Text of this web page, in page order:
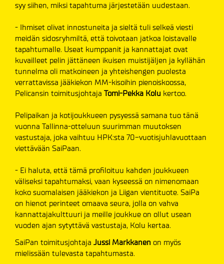
syy siihen, miksi tapahtuma järjestetään uudestaan.
- Ihmiset olivat innostuneita ja sieltä tuli selkeä viesti
meidän sidosryhmiltä, että toivotaan jatkoa loistavalle
tapahtumalle. Useat kumppanit ja kannattajat ovat
kuvailleet pelin jättäneen ikuisen muistijäljen ja kyllähän
tunnelma oli matkoineen ja yhteishengen puolesta
verrattavissa jääkiekon MM-kisoihin pienoiskoossa,
Pelicansin toimitusjohtaja Tomi-Pekka Kolu kertoo.
Pelipaikan ja kotijoukkueen pysyessä samana tuo tänä
vuonna Tallinna-otteluun suurimman muutoksen
vastustaja, joka vaihtuu HPK:sta 70-vuotisjuhlavuottaan
viettävään SaiPaan.
- Ei haluta, että tämä profiloituu kahden joukkueen
väliseksi tapahtumaksi, vaan kyseessä on nimenomaan
koko suomalaisen jääkiekon ja Liigan vientituote. SaiPa
on hienot perinteet omaava seura, jolla on vahva
kannattajakulttuuri ja meille joukkue on ollut usean
vuoden ajan sytyttävä vastustaja, Kolu kertaa.
SaiPan toimitusjohtaja Jussi Markkanen on myös
mielissään tulevasta tapahtumasta.